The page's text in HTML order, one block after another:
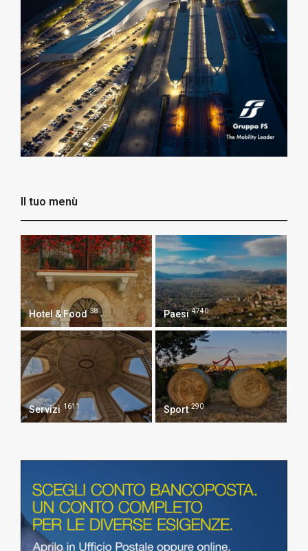
Il tuo menù
Hotel & Food 38 Paesi 4740
Servizi 1611 Sport 290